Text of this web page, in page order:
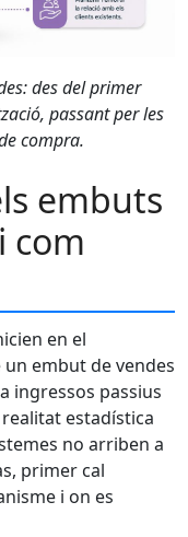
des del primer
passant per les
compra.
embuts
com
en el
embut de vendes
ingressos passius
estadística
no arriben a
primer cal
i on es